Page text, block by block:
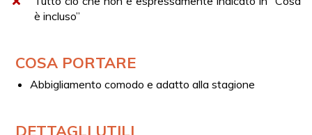
della stagione.
gratuitamente alla visita guidata, ma non è previsto
alcun servizio di degustazione per loro.
è incluso”
COSA PORTARE
Abbigliamento comodo e adatto alla stagione
DETTAGLI UTILI